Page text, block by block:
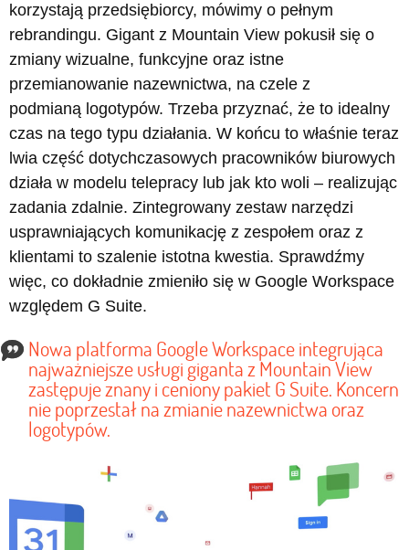
korzystają przedsiębiorcy, mówimy o pełnym
rebrandingu. Gigant z Mountain View pokusił się o
zmiany wizualne, funkcyjne oraz istne
przemianowanie nazewnictwa, na czele z
podmianą logotypów. Trzeba przyznać, że to idealny
czas na tego typu działania. W końcu to właśnie teraz
lwia część dotychczasowych pracowników biurowych
działa w modelu telepracy lub jak kto woli – realizując
zadania zdalnie. Zintegrowany zestaw narzędzi
usprawniających komunikację z zespołem oraz z
klientami to szalenie istotna kwestia. Sprawdźmy
więc, co dokładnie zmieniło się w Google Workspace
względem G Suite.
Nowa platforma Google Workspace integrująca
najważniejsze usługi giganta z Mountain View
zastępuje znany i ceniony pakiet G Suite. Koncern
nie poprzestał na zmianie nazewnictwa oraz
logotypów.